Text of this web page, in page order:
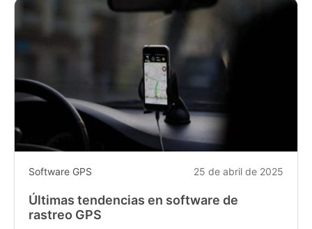
Software GPS 25 de abril de 2025
Últimas tendencias en software de
rastreo GPS